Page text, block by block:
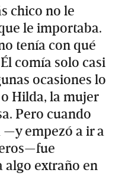
chico no le
le importaba.
tenía con qué
comía solo casi
ocasiones lo
Hilda, la mujer
Pero cuando
—y empezó a ir a
algo extraño en